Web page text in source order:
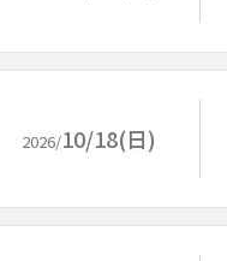
2026/10/18(日)